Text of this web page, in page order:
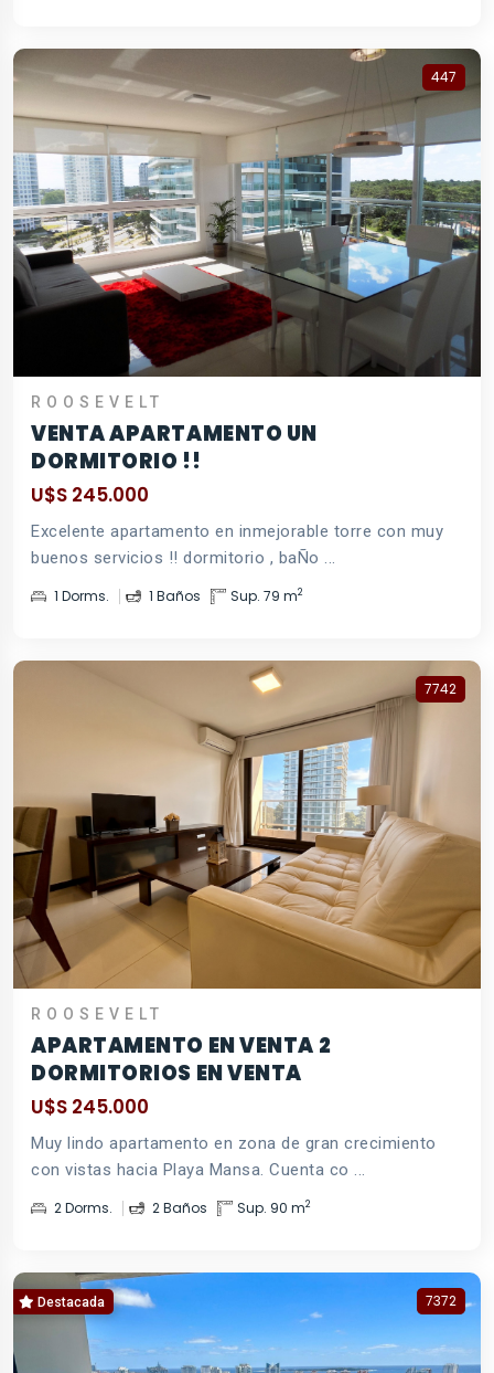
447
ROOSEVELT
VENTA APARTAMENTO UN
DORMITORIO !!
U$S 245.000
Excelente apartamento en inmejorable torre con muy
buenos servicios !! dormitorio , baÑo ...
1 Dorms. 1 Baños Sup. 79 m2
7742
ROOSEVELT
APARTAMENTO EN VENTA 2
DORMITORIOS EN VENTA
U$S 245.000
Muy lindo apartamento en zona de gran crecimiento
con vistas hacia Playa Mansa. Cuenta co ...
2 Dorms. 2 Baños Sup. 90 m2
Destacada 7372